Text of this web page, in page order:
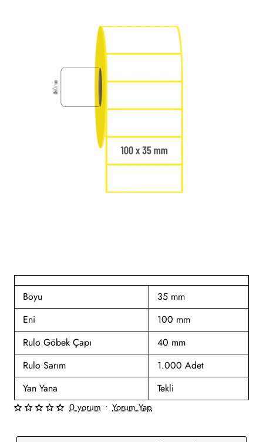
Boyu
35 mm
Eni
100 mm
Rulo Göbek Çapı
40 mm
Rulo Sarım
1.000 Adet
Yan Yana
Tekli
0 yorum • Yorum Yap